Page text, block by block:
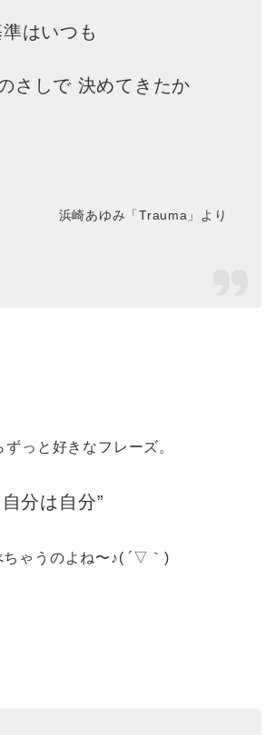
はいつも
さしで 決めてきたか
浜崎あゆみ「Trauma」より
っと好きなフレーズ。
分は自分”
ちゃうのよね〜♪( ´▽｀)